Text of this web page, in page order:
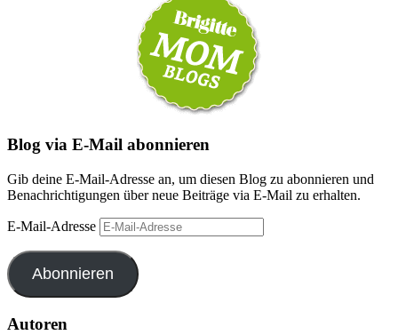
Blog via E-Mail abonnieren
Gib deine E-Mail-Adresse an, um diesen Blog zu abonnieren und
Benachrichtigungen über neue Beiträge via E-Mail zu erhalten.
E-Mail-Adresse
Abonnieren
Autoren